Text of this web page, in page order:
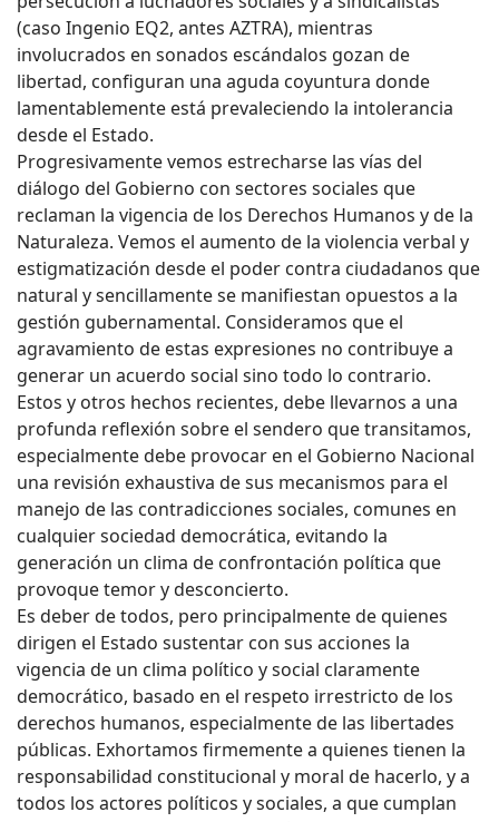
(caso Ingenio EQ2, antes AZTRA), mientras
involucrados en sonados escándalos gozan de
libertad, configuran una aguda coyuntura donde
lamentablemente está prevaleciendo la intolerancia
desde el Estado.
Progresivamente vemos estrecharse las vías del
diálogo del Gobierno con sectores sociales que
reclaman la vigencia de los Derechos Humanos y de la
Naturaleza. Vemos el aumento de la violencia verbal y
estigmatización desde el poder contra ciudadanos que
natural y sencillamente se manifiestan opuestos a la
gestión gubernamental. Consideramos que el
agravamiento de estas expresiones no contribuye a
generar un acuerdo social sino todo lo contrario.
Estos y otros hechos recientes, debe llevarnos a una
profunda reflexión sobre el sendero que transitamos,
especialmente debe provocar en el Gobierno Nacional
una revisión exhaustiva de sus mecanismos para el
manejo de las contradicciones sociales, comunes en
cualquier sociedad democrática, evitando la
generación un clima de confrontación política que
provoque temor y desconcierto.
Es deber de todos, pero principalmente de quienes
dirigen el Estado sustentar con sus acciones la
vigencia de un clima político y social claramente
democrático, basado en el respeto irrestricto de los
derechos humanos, especialmente de las libertades
públicas. Exhortamos firmemente a quienes tienen la
responsabilidad constitucional y moral de hacerlo, y a
todos los actores políticos y sociales, a que cumplan